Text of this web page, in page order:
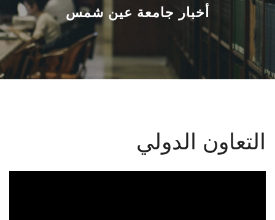
القطاعـات
الشئون الأكاديمية
البحث العلمي
أخبار جامعة عين شمس
التعاون الدولي